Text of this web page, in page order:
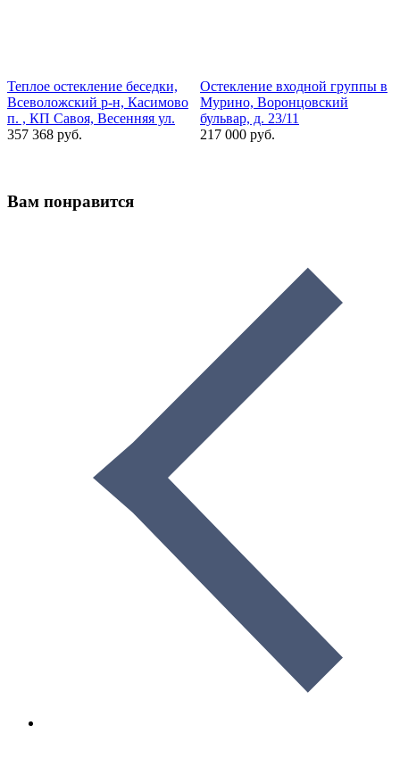
Теплое остекление беседки,
Всеволожский р-н, Касимово
п. , КП Савоя, Весенняя ул.
357 368 руб.
Остекление входной группы в
Мурино, Воронцовский
бульвар, д. 23/11
217 000 руб.
Вам понравится